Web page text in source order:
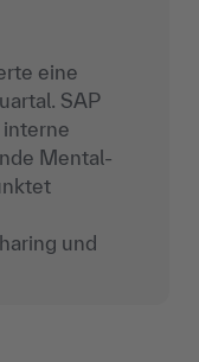
eine
SAP
interne
Mental-
und